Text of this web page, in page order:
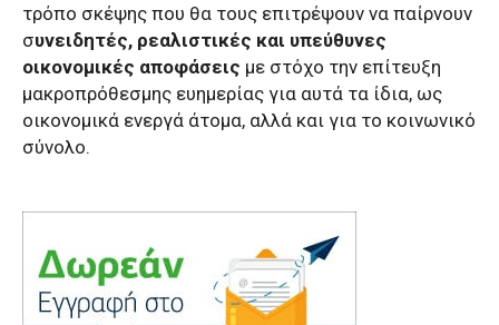
τρόπο σκέψης που θα τους επιτρέψουν να παίρνουν
συνειδητές, ρεαλιστικές και υπεύθυνες
οικονομικές αποφάσεις με στόχο την επίτευξη
μακροπρόθεσμης ευημερίας για αυτά τα ίδια, ως
οικονομικά ενεργά άτομα, αλλά και για το κοινωνικό
σύνολο.